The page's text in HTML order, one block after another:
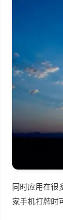
同时应用在很
家手机打牌时